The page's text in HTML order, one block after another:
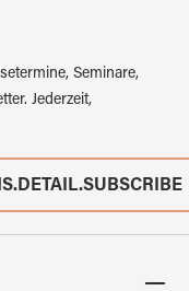
Seminare,
Jederzeit,